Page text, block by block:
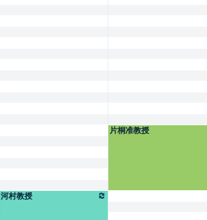
片桐准教授
河村教授